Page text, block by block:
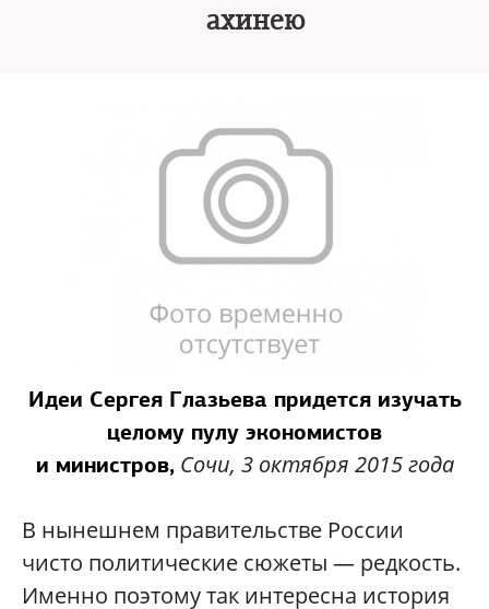
ахинею
Идеи Сергея Глазьева придется изучать
целому пулу экономистов
и министров, Сочи, 3 октября 2015 года
В нынешнем правительстве России
чисто политические сюжеты — редкость.
Именно поэтому так интересна история